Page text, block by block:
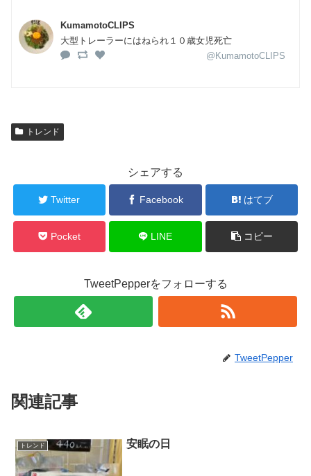
KumamotoCLIPS
大型トレーラーにはねられ１０歳女児死亡
@KumamotoCLIPS
トレンド
シェアする
Twitter Facebook はてブ
Pocket LINE コピー
TweetPepperをフォローする
TweetPepper
関連記事
トレンド 安眠の日